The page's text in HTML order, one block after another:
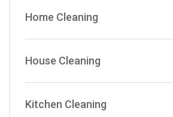
Home Cleaning
House Cleaning
Kitchen Cleaning